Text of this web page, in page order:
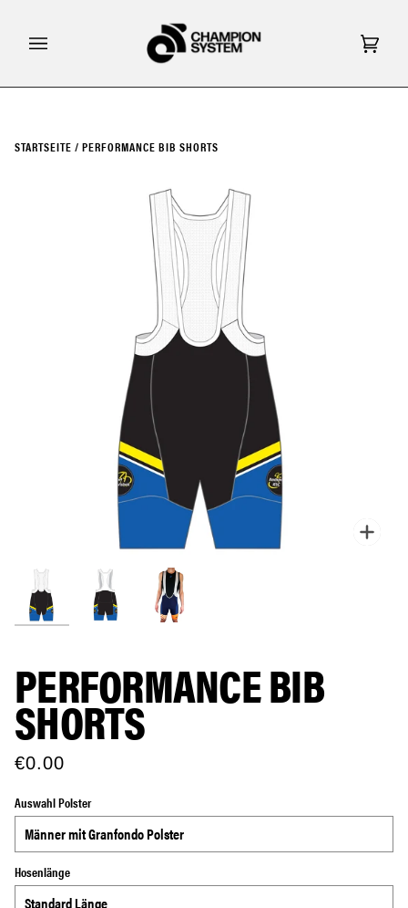
Inhalt
STARTSEITE / PERFORMANCE BIB SHORTS
PERFORMANCE BIB
SHORTS
€0.00
Auswahl Polster
Hosenlänge